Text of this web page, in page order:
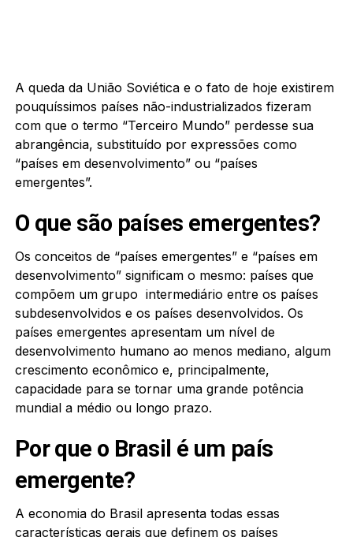
A queda da União Soviética e o fato de hoje existirem
pouquíssimos países não-industrializados fizeram
com que o termo “Terceiro Mundo” perdesse sua
abrangência, substituído por expressões como
“países em desenvolvimento” ou “países
emergentes”.
O que são países emergentes?
Os conceitos de “países emergentes” e “países em
desenvolvimento” significam o mesmo: países que
compõem um grupo intermediário entre os países
subdesenvolvidos e os países desenvolvidos. Os
países emergentes apresentam um nível de
desenvolvimento humano ao menos mediano, algum
crescimento econômico e, principalmente,
capacidade para se tornar uma grande potência
mundial a médio ou longo prazo.
Por que o Brasil é um país
emergente?
A economia do Brasil apresenta todas essas
características gerais que definem os países